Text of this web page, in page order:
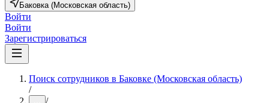
Баковка (Московская область)
Войти
Войти
Зарегистрироваться
Поиск сотрудников в Баковке (Московская область)
/
/